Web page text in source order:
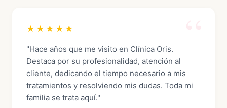
★★★★★
"Hace años que me visito en Clínica Oris.
Destaca por su profesionalidad, atención al
cliente, dedicando el tiempo necesario a mis
tratamientos y resolviendo mis dudas. Toda mi
familia se trata aquí."